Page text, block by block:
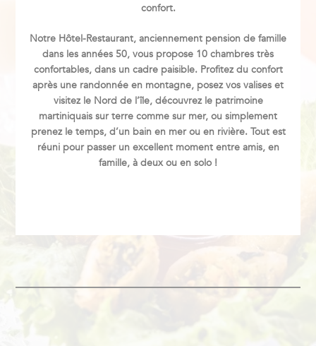
confort.
Notre Hôtel-Restaurant, anciennement pension de famille
dans les années 50, vous propose 10 chambres très
confortables, dans un cadre paisible. Profitez du confort
après une randonnée en montagne, posez vos valises et
visitez le Nord de l’île, découvrez le patrimoine
martiniquais sur terre comme sur mer, ou simplement
prenez le temps, d’un bain en mer ou en rivière. Tout est
réuni pour passer un excellent moment entre amis, en
famille, à deux ou en solo !